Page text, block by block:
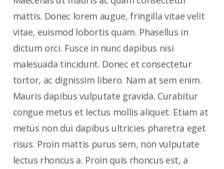
mattis. Donec lorem augue, fringilla vitae velit
vitae, euismod lobortis quam. Phasellus in
dictum orci. Fusce in nunc dapibus nisi
malesuada tincidunt. Donec et consectetur
tortor, ac dignissim libero. Nam at sem enim.
Mauris dapibus vulputate gravida. Curabitur
congue metus et lectus mollis aliquet. Etiam at
metus non dui dapibus ultricies pharetra eget
risus. Proin mattis purus sem, non vulputate
lectus rhoncus a. Proin quis rhoncus est, a